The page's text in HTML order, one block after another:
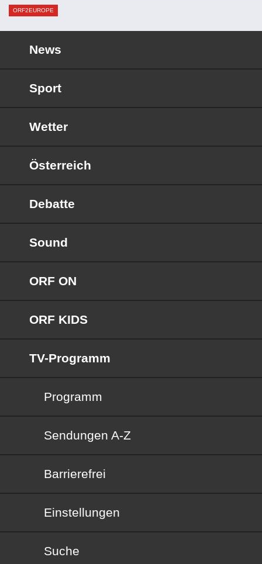
ORF2EUROPE
News
Sport
Wetter
Österreich
Debatte
Sound
ORF ON
ORF KIDS
TV-Programm
Programm
Sendungen von A bis Z
Sendungen A-Z
Barrierefrei
Barrierefrei
Einstellungen
Suche